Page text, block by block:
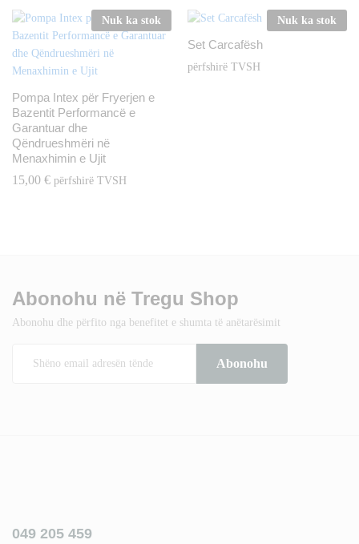
Nuk ka stok
Pompa Intex për Fryerjen e
Bazentit Performancë e
Garantuar dhe
Qëndrueshmëri në
Menaxhimin e Ujit
15,00 € përfshirë TVSH
Nuk ka stok
Set Carcafësh
përfshirë TVSH
Abonohu në Tregu Shop
Abonohu dhe përfito nga benefitet e shumta të anëtarësimit
049 205 459